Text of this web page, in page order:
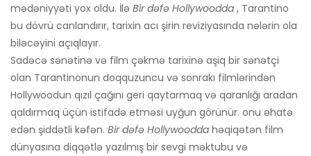
mədəniyyəti yox oldu. İlə Bir dəfə Hollywoodda , Tarantino
bu dövrü canlandırır, tarixin acı şirin reviziyasında nələrin ola
biləcəyini açıqlayır.
Sadəcə sənətinə və film çəkmə tarixinə aşiq bir sənətçi
olan Tarantinonun doqquzuncu və sonrakı filmlərindən
Hollywoodun qızıl çağını geri qaytarmaq və qaranlığı aradan
qaldırmaq üçün istifadə etməsi uyğun görünür. onu əhatə
edən şiddətli kəfən. Bir dəfə Hollywoodda həqiqətən film
dünyasına diqqətlə yazılmış bir sevgi məktubu və